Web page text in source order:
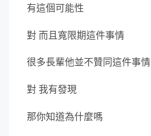
有這個可能性
對 而且寬限期這件事情
很多長輩他並不贊同這件事情
對 我有發現
那你知道為什麼嗎